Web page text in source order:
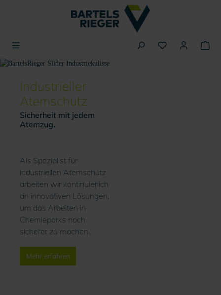
Slider überspringen
Industrieller
Atemschutz
Sicherheit mit jedem
Atemzug.
Als Spezialist für
industriellen Atemschutz
arbeiten wir kontinuierlich
an innovativen Lösungen,
um das Arbeiten in
Chemieparks noch
sicherer zu machen.
Mehr erfahren